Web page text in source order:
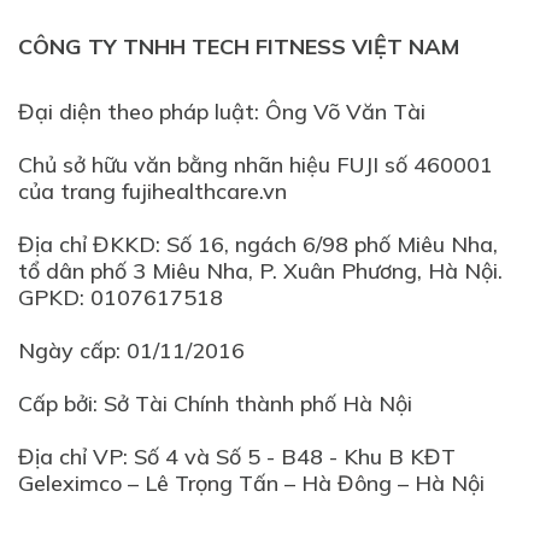
CÔNG TY TNHH TECH FITNESS VIỆT NAM
Đại diện theo pháp luật: Ông Võ Văn Tài
Chủ sở hữu văn bằng nhãn hiệu FUJI số 460001
của trang fujihealthcare.vn
Địa chỉ ĐKKD: Số 16, ngách 6/98 phố Miêu Nha,
tổ dân phố 3 Miêu Nha, P. Xuân Phương, Hà Nội.
GPKD: 0107617518
Ngày cấp: 01/11/2016
Cấp bởi: Sở Tài Chính thành phố Hà Nội
Địa chỉ VP: Số 4 và Số 5 - B48 - Khu B KĐT